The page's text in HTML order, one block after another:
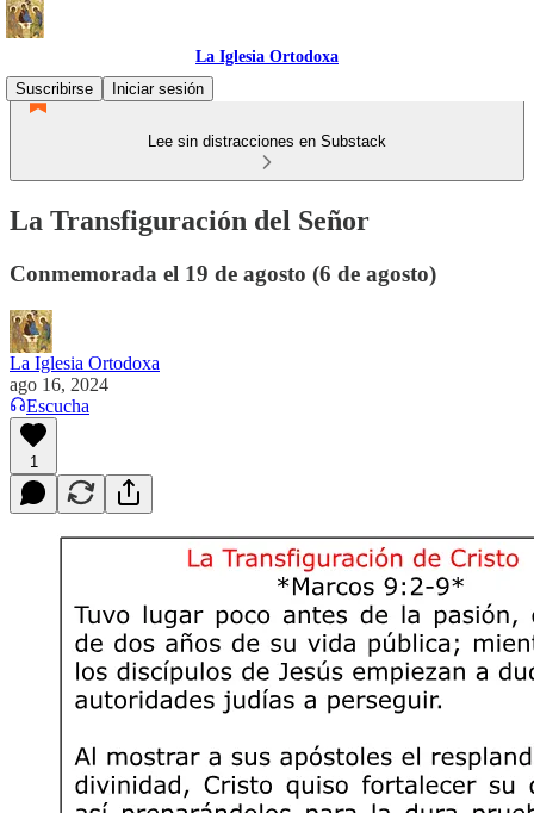
La Iglesia Ortodoxa
Suscribirse
Iniciar sesión
Lee sin distracciones en Substack
La Transfiguración del Señor
Conmemorada el 19 de agosto (6 de agosto)
La Iglesia Ortodoxa
ago 16, 2024
Escucha
1